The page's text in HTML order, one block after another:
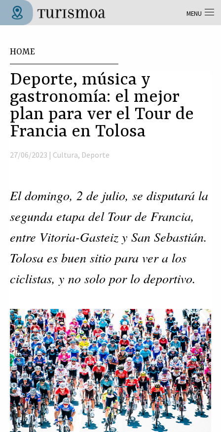
Skip to main content
HOME
Deporte, música y
gastronomía: el mejor
plan para ver el Tour de
Francia en Tolosa
27/06/2023 | Cultura, Deporte
El domingo, 2 de julio, se disputará la
segunda etapa del Tour de Francia,
entre Vitoria-Gasteiz y San Sebastián.
Tolosa es buen sitio para ver a los
ciclistas, y no solo por lo deportivo.
MENU